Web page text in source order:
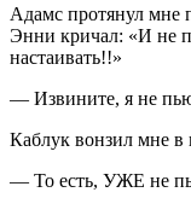
Адамс протянул мне
Энни кричал: «И не
настаивать!!»
— Извините, я не
Каблук вонзил мне в
— То есть, УЖЕ не